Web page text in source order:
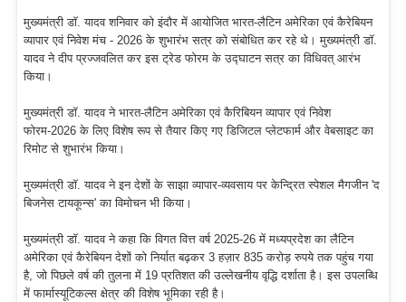
मुख्यमंत्री डॉ. यादव शनिवार को इंदौर में आयोजित भारत-लैटिन अमेरिका एवं कैरेबियन
व्यापार एवं निवेश मंच - 2026 के शुभारंभ सत्र को संबोधित कर रहे थे। मुख्यमंत्री डॉ.
यादव ने दीप प्रज्जवलित कर इस ट्रेड फोरम के उद्घाटन सत्र का विधिवत् आरंभ
किया।
मुख्यमंत्री डॉ. यादव ने भारत-लैटिन अमेरिका एवं कैरिबियन व्यापार एवं निवेश
फोरम-2026 के लिए विशेष रूप से तैयार किए गए डिजिटल प्लेटफार्म और वेबसाइट का
रिमोट से शुभारंभ किया।
मुख्यमंत्री डॉ. यादव ने इन देशों के साझा व्यापार-व्यवसाय पर केन्द्रित स्पेशल मैगजीन 'द
बिजनेस टायकून्स' का विमोचन भी किया।
मुख्यमंत्री डॉ. यादव ने कहा कि विगत वित्त वर्ष 2025-26 में मध्यप्रदेश का लैटिन
अमेरिका एवं कैरेबियन देशों को निर्यात बढ़कर 3 हज़ार 835 करोड़ रुपये तक पहुंच गया
है, जो पिछले वर्ष की तुलना में 19 प्रतिशत की उल्लेखनीय वृद्धि दर्शाता है। इस उपलब्धि
में फार्मास्यूटिकल्स क्षेत्र की विशेष भूमिका रही है।